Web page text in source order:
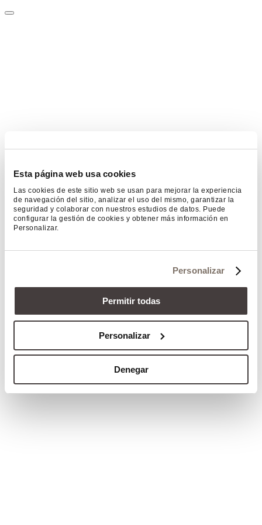
Esta página web usa cookies
Las cookies de este sitio web se usan para mejorar la experiencia
de navegación del sitio, analizar el uso del mismo, garantizar la
seguridad y colaborar con nuestros estudios de datos. Puede
configurar la gestión de cookies y obtener más información en
Personalizar.
Personalizar
Permitir todas
Personalizar
Denegar